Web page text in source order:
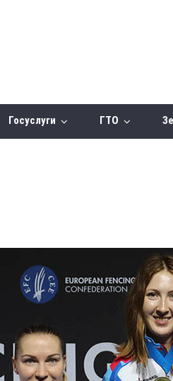
Госуслуги ГТО